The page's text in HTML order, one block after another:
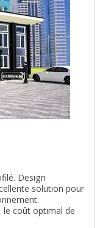
Design
solution pour
le coût optimal de